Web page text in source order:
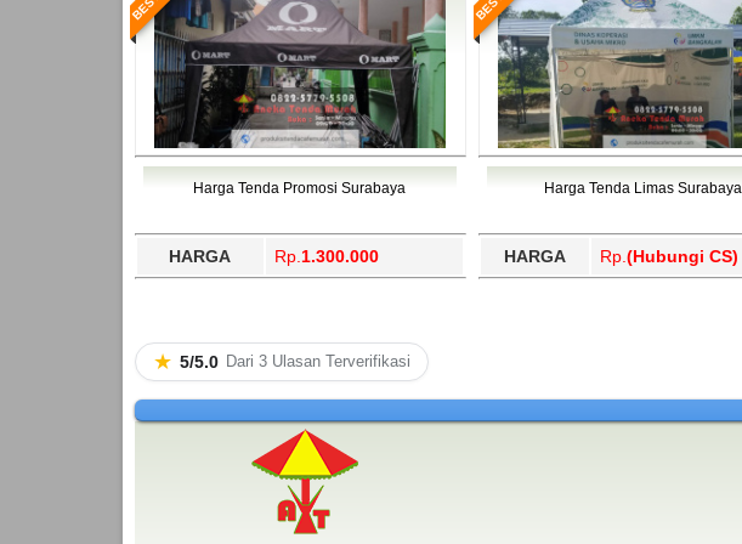
Harga Tenda Promosi Surabaya
HARGA Rp. 1.300.000
Harga Tenda Limas Surabaya
HARGA Rp. (Hubungi CS)
★ 5/5.0 Dari 3 Ulasan Terverifikasi